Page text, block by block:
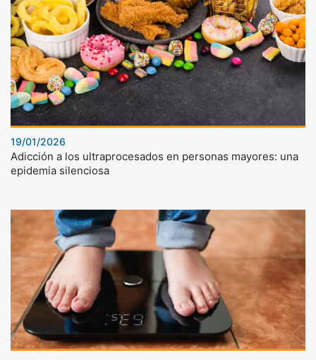
19/01/2026
Adicción a los ultraprocesados en personas mayores: una
epidemia silenciosa